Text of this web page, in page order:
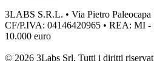
3LABS S.R.L. • Via Pietro
CF/P.IVA: 04146420965 • REA: MI -
10.000 euro
© 2026 3Labs Srl. Tutti i diritti